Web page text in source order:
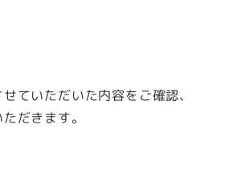
ていただいた内容をご確認、
だきます。